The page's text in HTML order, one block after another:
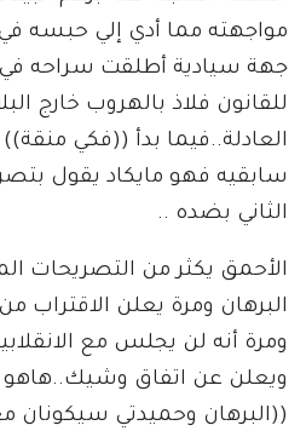
مواجهته مما أدي إلي حبسه
جهة سيادية أطلقت سراحه
للقانون فلاذ بالهروب خارج
العادلة..فيما بدأ ((فكي
سابقيه فهو مايكاد يقول
الثاني بضده ..
الأحمق يكثر من التصريحات
البرهان ومرة يعلن الاقتراب
ومرة أنه لن يجلس مع
ويعلن عن اتفاق وشيك..هاهو
((البرهان وحميدتي سيكونان